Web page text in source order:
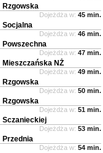
Rzgowska
Dojeżdża w: 45 min.
Socjalna
Dojeżdża w: 46 min.
Powszechna
Dojeżdża w: 47 min.
Mieszczańska NŻ
Dojeżdża w: 49 min.
Rzgowska
Dojeżdża w: 50 min.
Rzgowska
Dojeżdża w: 51 min.
Sczanieckiej
Dojeżdża w: 53 min.
Przednia
Dojeżdża w: 54 min.